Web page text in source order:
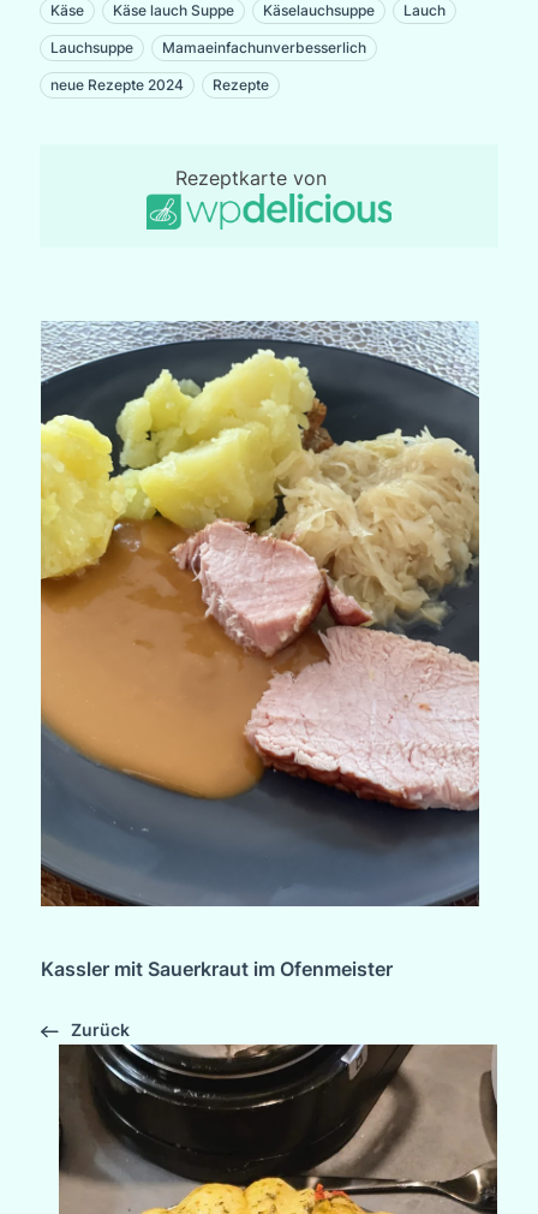
Käse Käse lauch Suppe Käselauchsuppe Lauch
Lauchsuppe Mamaeinfachunverbesserlich
neue Rezepte 2024 Rezepte
Rezeptkarte von
Kassler mit Sauerkraut im Ofenmeister
Zurück